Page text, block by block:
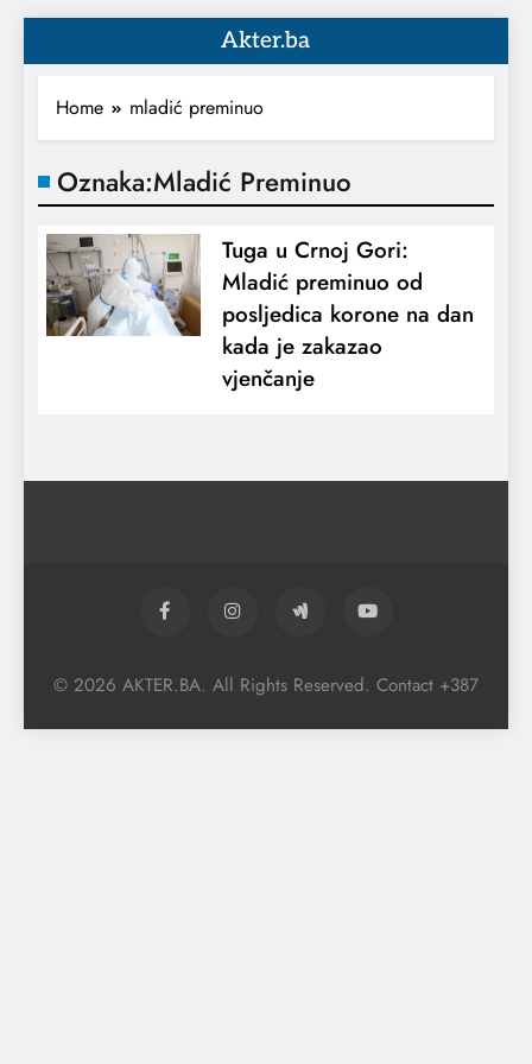
Akter.ba
Home mladić preminuo
Oznaka:Mladić Preminuo
Tuga u Crnoj Gori:
Mladić preminuo od
posljedica korone na dan
kada je zakazao
vjenčanje
© 2026 AKTER.BA. All Rights Reserved. Contact +387